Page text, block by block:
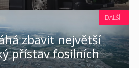
zbavit největší
přístav fosilních
DALŠÍ